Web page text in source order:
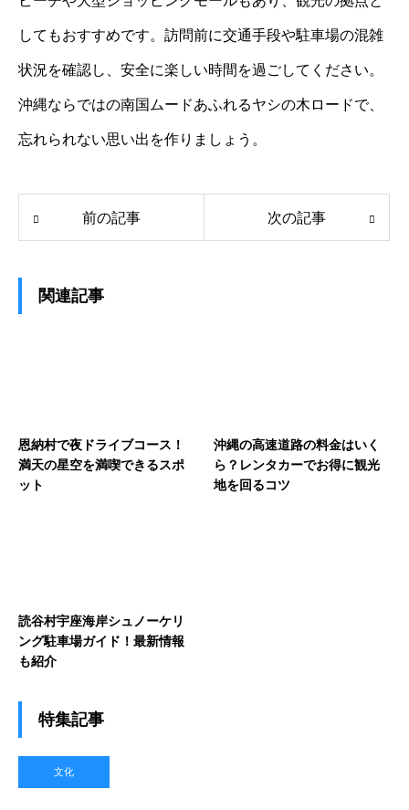
してもおすすめです。訪問前に交通手段や駐車場の混雑
状況を確認し、安全に楽しい時間を過ごしてください。
沖縄ならではの南国ムードあふれるヤシの木ロードで、
忘れられない思い出を作りましょう。
前の記事 次の記事
関連記事
恩納村で夜ドライブコース！
満天の星空を満喫できるスポ
ット
沖縄の高速道路の料金はいく
ら？レンタカーでお得に観光
地を回るコツ
読谷村宇座海岸シュノーケリ
ング駐車場ガイド！最新情報
も紹介
特集記事
文化